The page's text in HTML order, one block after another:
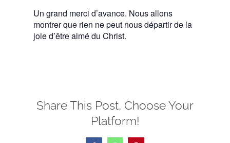
Un grand merci d’avance. Nous allons
montrer que rien ne peut nous départir de la
joie d’être aimé du Christ.
Share This Post, Choose Your
Platform!